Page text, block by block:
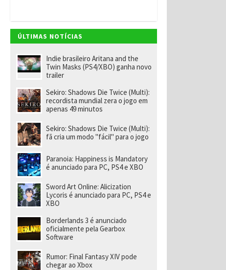
n ÚLTIMAS NOTÍCIAS
Indie brasileiro Aritana and the
Twin Masks (PS4/XBO) ganha novo
trailer
Sekiro: Shadows Die Twice (Multi):
recordista mundial zera o jogo em
apenas 49 minutos
Sekiro: Shadows Die Twice (Multi):
fã cria um modo "fácil" para o jogo
Paranoia: Happiness is Mandatory
é anunciado para PC, PS4 e XBO
Sword Art Online: Alicization
Lycoris é anunciado para PC, PS4 e
XBO
Borderlands 3 é anunciado
oficialmente pela Gearbox
Software
Rumor: Final Fantasy XIV pode
chegar ao Xbox